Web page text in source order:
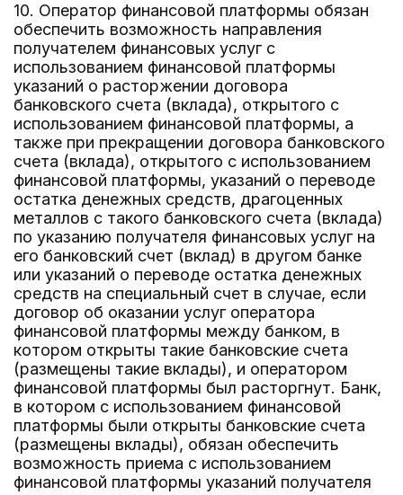
10. Оператор финансовой платформы обязан
обеспечить возможность направления
получателем финансовых услуг с
использованием финансовой платформы
указаний о расторжении договора
банковского счета (вклада), открытого с
использованием финансовой платформы, а
также при прекращении договора банковского
счета (вклада), открытого с использованием
финансовой платформы, указаний о переводе
остатка денежных средств, драгоценных
металлов с такого банковского счета (вклада)
по указанию получателя финансовых услуг на
его банковский счет (вклад) в другом банке
или указаний о переводе остатка денежных
средств на специальный счет в случае, если
договор об оказании услуг оператора
финансовой платформы между банком, в
котором открыты такие банковские счета
(размещены такие вклады), и оператором
финансовой платформы был расторгнут. Банк,
в котором с использованием финансовой
платформы были открыты банковские счета
(размещены вклады), обязан обеспечить
возможность приема с использованием
финансовой платформы указаний получателя